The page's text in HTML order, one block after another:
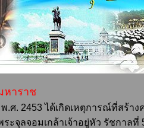
หาราช
.ศ. 2453 ได้เกิดเหตุการณ์ที่สร้า
ระจุลจอมเกล้าเจ้าอยู่หัว รัชกาล